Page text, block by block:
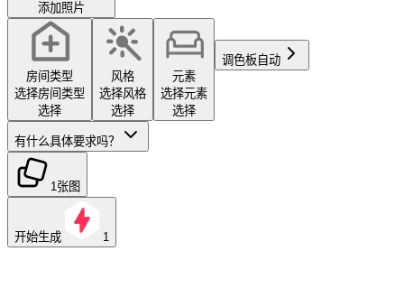
添加照片
房间类型
选择房间类型
选择
风格
选择风格
选择
元素
选择元素
选择
调色板 自动
有什么具体要求吗？
1张图
开始生成 1